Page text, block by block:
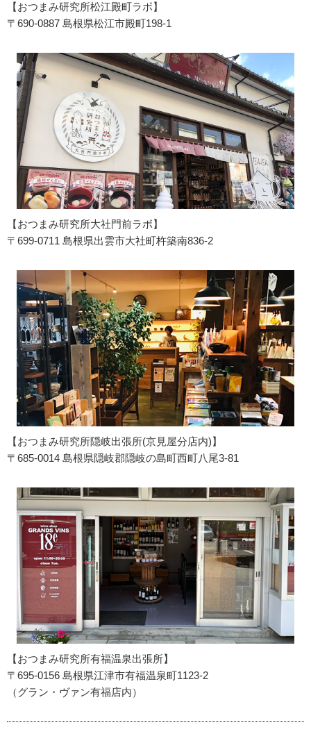
【おつまみ研究所松江殿町ラボ】
〒690-0887 島根県松江市殿町198-1
【おつまみ研究所大社門前ラボ】
〒699-0711 島根県出雲市大社町杵築南836-2
【おつまみ研究所隠岐出張所(京見屋分店内)】
〒685-0014 島根県隠岐郡隠岐の島町西町八尾3-81
【おつまみ研究所有福温泉出張所】
〒695-0156 島根県江津市有福温泉町1123-2
（グラン・ヴァン有福店内）